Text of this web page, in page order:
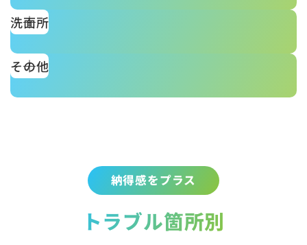
洗面所
その他
納得感をプラス
トラブル箇所別